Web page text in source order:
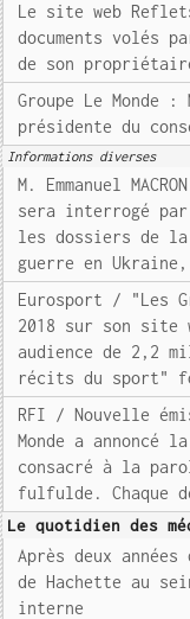
Le site web
documents volés
de son
Groupe Le Monde :
présidente du
Informations diverses
M. Emmanuel
sera interrogé
les dossiers de
guerre en
Eurosport / "Les
2018 sur son site
audience de 2,2
récits du sport"
RFI / Nouvelle
Monde a annoncé
consacré à la
fulfulde. Chaque
Le quotidien des
Après deux
de Hachette au
interne